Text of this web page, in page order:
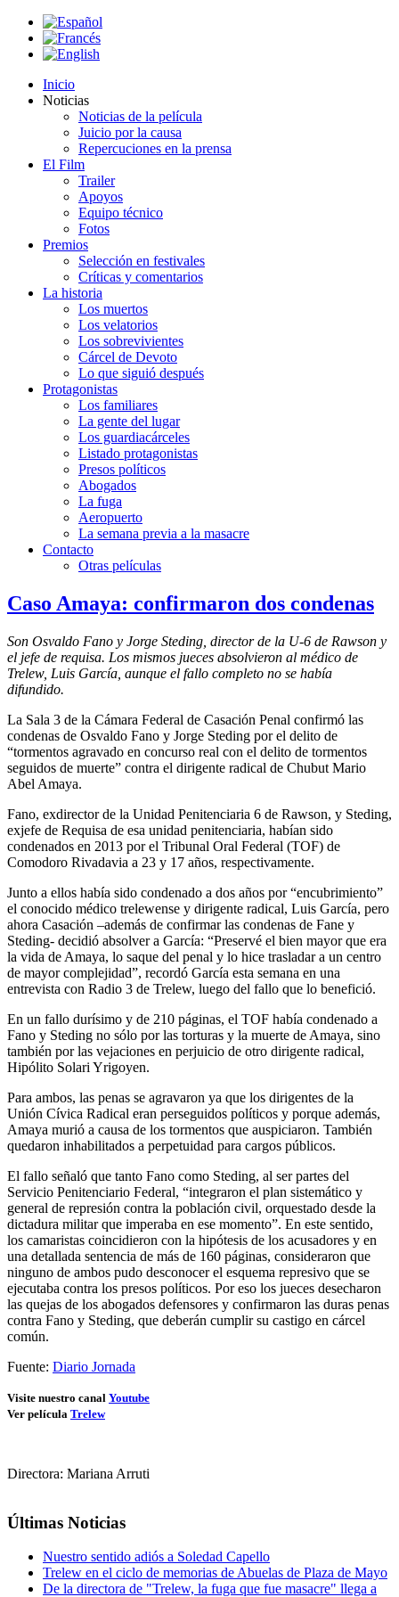
Inicio
Noticias
Noticias de la película
Juicio por la causa
Repercuciones en la prensa
El Film
Trailer
Apoyos
Equipo técnico
Fotos
Premios
Selección en festivales
Críticas y comentarios
La historia
Los muertos
Los velatorios
Los sobrevivientes
Cárcel de Devoto
Lo que siguió después
Protagonistas
Los familiares
La gente del lugar
Los guardiacárceles
Listado protagonistas
Presos políticos
Abogados
La fuga
Aeropuerto
La semana previa a la masacre
Contacto
Otras películas
Caso Amaya: confirmaron dos condenas
Son Osvaldo Fano y Jorge Steding, director de la U-6 de Rawson y
el jefe de requisa. Los mismos jueces absolvieron al médico de
Trelew, Luis García, aunque el fallo completo no se había
difundido.
La Sala 3 de la Cámara Federal de Casación Penal confirmó las
condenas de Osvaldo Fano y Jorge Steding por el delito de
“tormentos agravado en concurso real con el delito de tormentos
seguidos de muerte” contra el dirigente radical de Chubut Mario
Abel Amaya.
Fano, exdirector de la Unidad Penitenciaria 6 de Rawson, y Steding,
exjefe de Requisa de esa unidad penitenciaria, habían sido
condenados en 2013 por el Tribunal Oral Federal (TOF) de
Comodoro Rivadavia a 23 y 17 años, respectivamente.
Junto a ellos había sido condenado a dos años por “encubrimiento”
el conocido médico trelewense y dirigente radical, Luis García, pero
ahora Casación –además de confirmar las condenas de Fane y
Steding- decidió absolver a García: “Preservé el bien mayor que era
la vida de Amaya, lo saque del penal y lo hice trasladar a un centro
de mayor complejidad”, recordó García esta semana en una
entrevista con Radio 3 de Trelew, luego del fallo que lo benefició.
En un fallo durísimo y de 210 páginas, el TOF había condenado a
Fano y Steding no sólo por las torturas y la muerte de Amaya, sino
también por las vejaciones en perjuicio de otro dirigente radical,
Hipólito Solari Yrigoyen.
Para ambos, las penas se agravaron ya que los dirigentes de la
Unión Cívica Radical eran perseguidos políticos y porque además,
Amaya murió a causa de los tormentos que auspiciaron. También
quedaron inhabilitados a perpetuidad para cargos públicos.
El fallo señaló que tanto Fano como Steding, al ser partes del
Servicio Penitenciario Federal, “integraron el plan sistemático y
general de represión contra la población civil, orquestado desde la
dictadura militar que imperaba en ese momento”. En este sentido,
los camaristas coincidieron con la hipótesis de los acusadores y en
una detallada sentencia de más de 160 páginas, consideraron que
ninguno de ambos pudo desconocer el esquema represivo que se
ejecutaba contra los presos políticos. Por eso los jueces desecharon
las quejas de los abogados defensores y confirmaron las duras penas
contra Fano y Steding, que deberán cumplir su castigo en cárcel
común.
Fuente: Diario Jornada
Visite nuestro canal Youtube
Ver película Trelew
Directora: Mariana Arruti
Últimas Noticias
Nuestro sentido adiós a Soledad Capello
Trelew en el ciclo de memorias de Abuelas de Plaza de Mayo
De la directora de "Trelew, la fuga que fue masacre" llega a